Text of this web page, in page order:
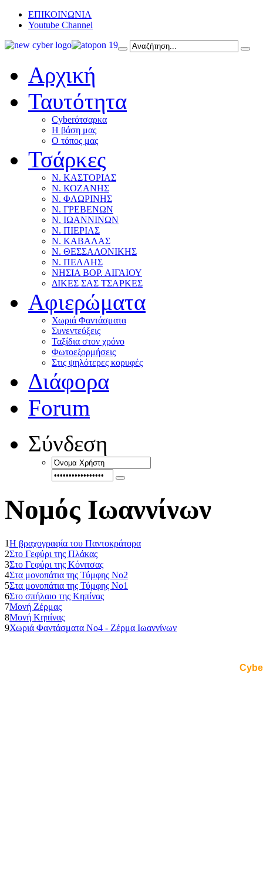
ΕΠΙΚΟΙΝΩΝΙΑ
Youtube Channel
Αρχική
Ταυτότητα
Cyberότσαρκα
Η βάση μας
Ο τόπος μας
Τσάρκες
Ν. ΚΑΣΤΟΡΙΑΣ
Ν. ΚΟΖΑΝΗΣ
Ν. ΦΛΩΡΙΝΗΣ
Ν. ΓΡΕΒΕΝΩΝ
Ν. ΙΩΑΝΝΙΝΩΝ
Ν. ΠΙΕΡΙΑΣ
Ν. ΚΑΒΑΛΑΣ
Ν. ΘΕΣΣΑΛΟΝΙΚΗΣ
Ν. ΠΕΛΛΗΣ
ΝΗΣΙΑ ΒΟΡ. ΑΙΓΑΙΟΥ
ΔΙΚΕΣ ΣΑΣ ΤΣΑΡΚΕΣ
Αφιερώματα
Χωριά Φαντάσματα
Συνεντεύξεις
Ταξίδια στον χρόνο
Φωτοεξορμήσεις
Στις ψηλότερες κορυφές
Διάφορα
Forum
Σύνδεση
Νομός Ιωαννίνων
1Η βραχογραφία του Παντοκράτορα
2Στο Γεφύρι της Πλάκας
3Στο Γεφύρι της Κόνιτσας
4Στα μονοπάτια της Τύμφης Νο2
5Στα μονοπάτια της Τύμφης Νο1
6Στο σπήλαιο της Κηπίνας
7Μονή Ζέρμας
8Μονή Κηπίνας
9Χωριά Φαντάσματα Νο4 - Ζέρμα Ιωαννίνων